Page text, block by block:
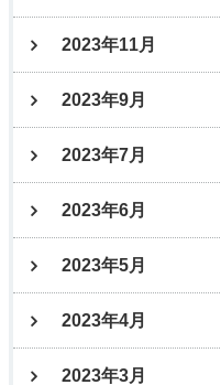
2023年11月
2023年9月
2023年7月
2023年6月
2023年5月
2023年4月
2023年3月